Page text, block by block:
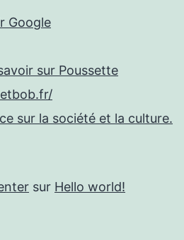
Google
sur Poussette
sur la société et la culture.
sur Hello world!